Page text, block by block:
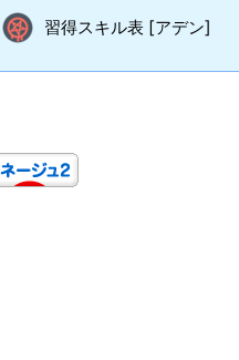
習得スキル表 [アデン]